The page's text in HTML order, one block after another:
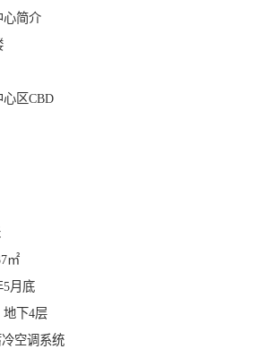
心简介
区CBD
㎡
5月底
地下4层
空调系统